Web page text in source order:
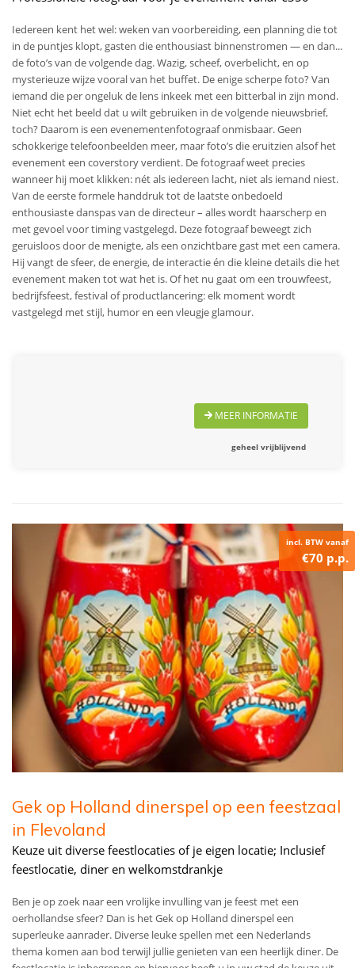
Iedereen kent het wel: weken van voorbereiding, een planning die tot
in de puntjes klopt, gasten die enthousiast binnenstromen — en dan...
de foto’s van de volgende dag. Wazig, scheef, overbelicht, en op
mysterieuze wijze vooral van het buffet. De enige scherpe foto? Van
iemand die per ongeluk de lens inkeek met een bitterbal in zijn mond.
Niet echt het beeld dat u wilt gebruiken in de volgende nieuwsbrief,
toch? Daarom is een evenementenfotograaf onmisbaar. Geen
schokkerige telefoonbeelden meer, maar foto’s die eruitzien alsof het
evenement een coverstory verdient. De fotograaf weet precies
wanneer hij moet klikken: nét als iedereen lacht, niet als iemand niest.
Van de eerste formele handdruk tot de laatste onbedoeld
enthousiaste danspas van de directeur – alles wordt haarscherp en
met gevoel voor timing vastgelegd. Deze fotograaf beweegt zich
geruisloos door de menigte, als een onzichtbare gast met een camera.
Hij vangt de sfeer, de energie, de interactie én die kleine details die het
evenement maken tot wat het is. Of het nu gaat om een trouwfeest,
bedrijfsfeest, festival of productlancering: elk moment wordt
vastgelegd met stijl, humor en een vleugje glamour.
MEER INFORMATIE
geheel vrijblijvend
incl. BTW vanaf
€70 p.p.
Gek op Holland dinerspel op een feestzaal
in Flevoland
Keuze uit diverse feestlocaties of je eigen locatie; Inclusief
feestlocatie, diner en welkomstdrankje
Ben je op zoek naar een vrolijke invulling van je feest met een
oerhollandse sfeer? Dan is het Gek op Holland dinerspel een
superleuke aanrader. Diverse leuke spellen met een Nederlands
thema komen aan bod terwijl jullie genieten van een heerlijk diner. De